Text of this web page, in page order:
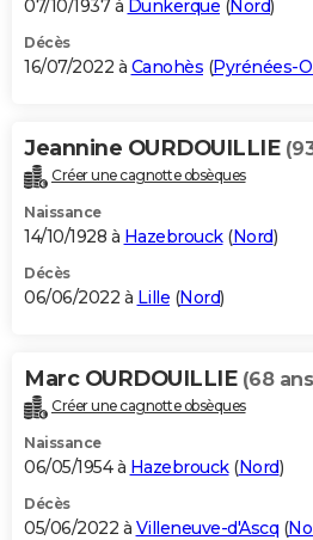
07/10/1937 à Dunkerque (Nord)
Décès
16/07/2022 à Canohès (Pyrénées-
Jeannine OURDOUILLIE
Créer une cagnotte obsèques
Naissance
14/10/1928 à Hazebrouck(Nord)
Décès
06/06/2022 à Lille (Nord)
Marc OURDOUILLIE (68
Créer une cagnotte obsèques
Naissance
06/05/1954 à Hazebrouck(Nord)
Décès
05/06/2022 à Villeneuve-d'Ascq (